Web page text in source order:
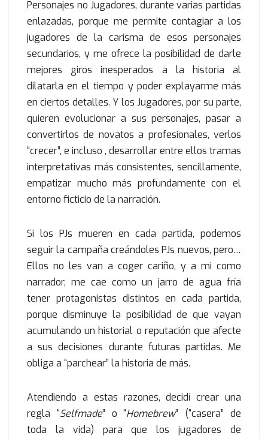
Personajes no Jugadores, durante varias partidas
enlazadas, porque me permite contagiar a los
jugadores de la carisma de esos personajes
secundarios, y me ofrece la posibilidad de darle
mejores giros inesperados a la historia al
dilatarla en el tiempo y poder explayarme más
en ciertos detalles. Y los Jugadores, por su parte,
quieren evolucionar a sus personajes, pasar a
convertirlos de novatos a profesionales, verlos
“crecer”, e incluso , desarrollar entre ellos tramas
interpretativas más consistentes, sencillamente,
empatizar mucho más profundamente con el
entorno ficticio de la narración.
Si los PJs mueren en cada partida, podemos
seguir la campaña creándoles PJs nuevos, pero…
Ellos no les van a coger cariño, y a mi como
narrador, me cae como un jarro de agua fría
tener protagonistas distintos en cada partida,
porque disminuye la posibilidad de que vayan
acumulando un historial o reputación que afecte
a sus decisiones durante futuras partidas. Me
obliga a “parchear” la historia de más.
Atendiendo a estas razones, decidí crear una
regla “Selfmade” o “Homebrew” (“casera” de
toda la vida) para que los jugadores de